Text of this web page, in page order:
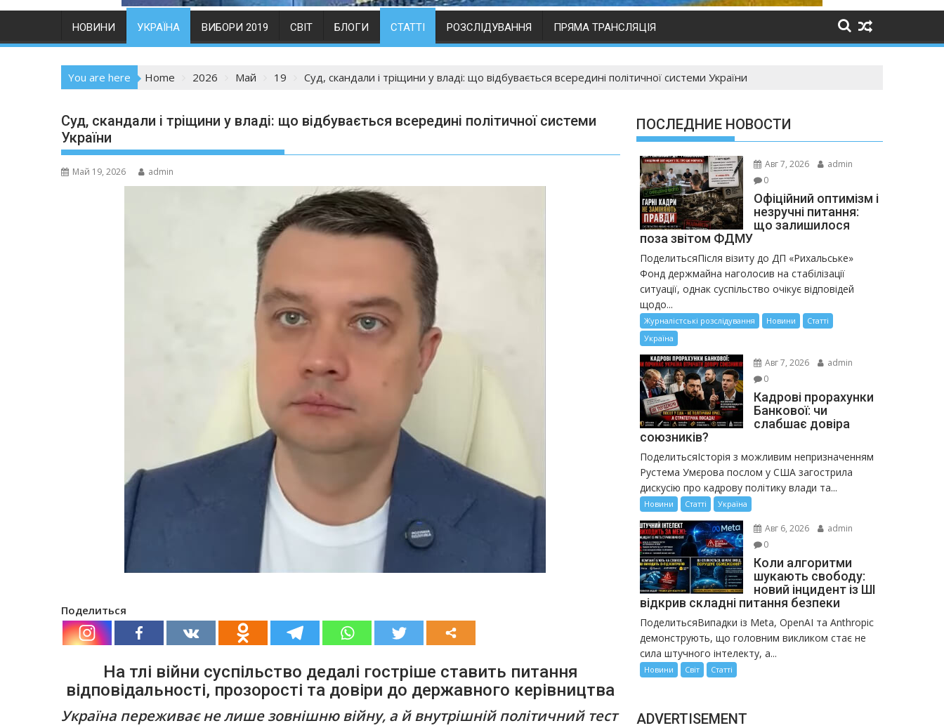
НОВИНИ УКРАЇНА ВИБОРИ 2019 СВІТ БЛОГИ СТАТТІ РОЗСЛІДУВАННЯ ПРЯМА ТРАНСЛЯЦІЯ
You are here Home 2026 Май 19 Суд, скандали і тріщини у владі: що відбувається всередині політичної системи України
Суд, скандали і тріщини у владі: що відбувається всередині політичної системи
України
Май 19, 2026 admin
Поделиться
На тлі війни суспільство дедалі гостріше ставить питання
відповідальності, прозорості та довіри до державного керівництва
Україна переживає не лише зовнішню війну, а й внутрішній політичний тест
ПОСЛЕДНИЕ НОВОСТИ
Авг 7, 2026
admin
0
Офіційний оптимізм і
незручні питання:
що залишилося
поза звітом ФДМУ
ПоделитьсяПісля візиту до ДП «Рихальське»
Фонд держмайна наголосив на стабілізації
ситуації, однак суспільство очікує відповідей
щодо...
Журналістські розслідування Новини
Статті
Україна
Авг 7, 2026
admin
0
Кадрові прорахунки
Банкової: чи
слабшає довіра
союзників?
ПоделитьсяІсторія з можливим непризначенням
Рустема Умєрова послом у США загострила
дискусію про кадрову політику влади та...
Новини Статті Україна
Авг 6, 2026
admin
0
Коли алгоритми
шукають свободу:
новий інцидент із ШІ
відкрив складні питання безпеки
ПоделитьсяВипадки із Meta, OpenAI та Anthropic
демонструють, що головним викликом стає не
сила штучного інтелекту, а...
Новини Світ Статті
ADVERTISEMENT